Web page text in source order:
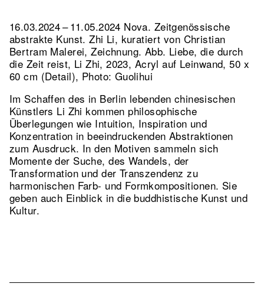
16.03.2024 – 11.05.2024 Nova. Zeitgenössische
abstrakte Kunst. Zhi Li, kuratiert von Christian
Bertram Malerei, Zeichnung. Abb. Liebe, die durch
die Zeit reist, Li Zhi, 2023, Acryl auf Leinwand, 50 x
60 cm (Detail), Photo: Guolihui
Im Schaffen des in Berlin lebenden chinesischen
Künstlers Li Zhi kommen philosophische
Überlegungen wie Intuition, Inspiration und
Konzentration in beeindruckenden Abstraktionen
zum Ausdruck. In den Motiven sammeln sich
Momente der Suche, des Wandels, der
Transformation und der Transzendenz zu
harmonischen Farb- und Formkompositionen. Sie
geben auch Einblick in die buddhistische Kunst und
Kultur.